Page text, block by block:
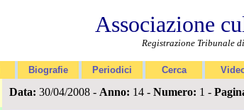
Associazione
Registrazione Tribunale
Biografie Periodici Cerca
Data: 30/04/2008 - Anno: 14 - Numero: 1 -